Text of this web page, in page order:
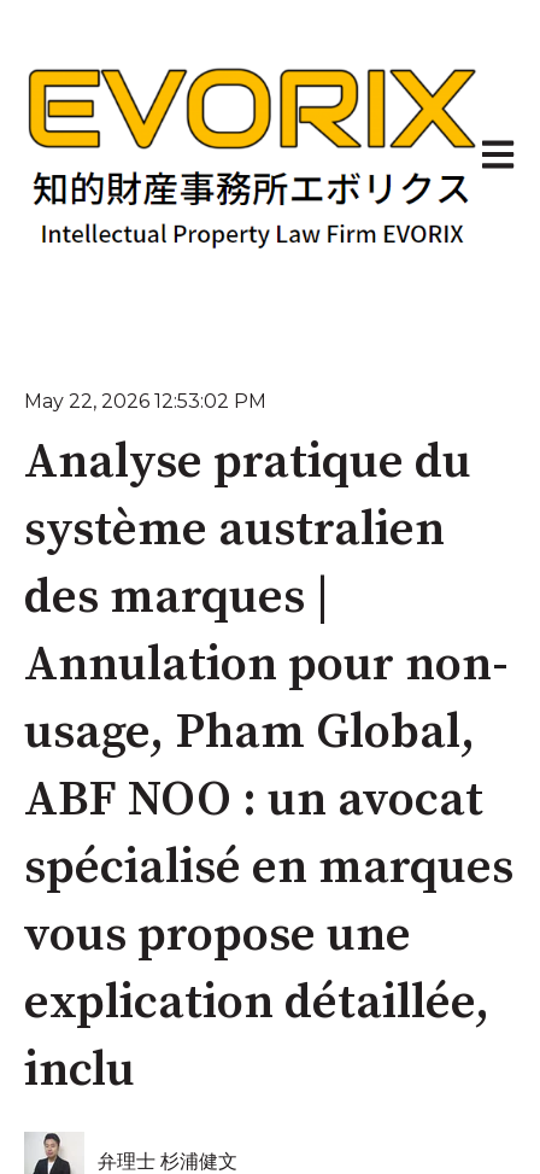
May 22, 2026 12:53:02 PM
Analyse pratique du
système australien
des marques |
Annulation pour non-
usage, Pham Global,
ABF NOO : un avocat
spécialisé en marques
vous propose une
explication détaillée,
inclu
弁理士 杉浦健文